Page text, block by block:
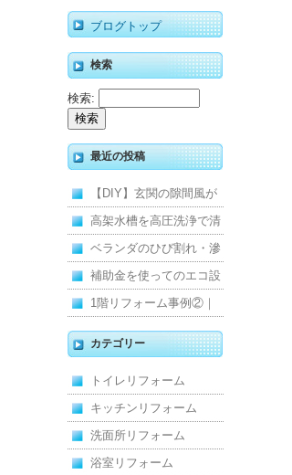
ブログトップ
検索
検索:
最近の投稿
【DIY】玄関の隙間風が
寒くて断熱ドアに交換し
ました
高架水槽を高圧洗浄で清
掃！衛生的な給水環境を
維持｜施工事例
ベランダのひび割れ・滲
みを解消！賃貸マンショ
ン防水工事
補助金を使ってのエコ設
備住宅リフォーム
1階リフォーム事例②｜
キッチン・床・収納を一
新し、扉新設で動線を整
えた全面改修
カテゴリー
トイレリフォーム
キッチンリフォーム
洗面所リフォーム
浴室リフォーム